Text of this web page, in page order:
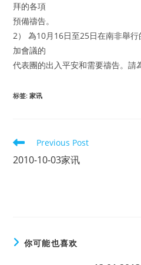
拜的各項
預備禱告。
2） 為10月16日至25日在南非舉
加會議的
代表團的出入平安和需要禱告。請
标签:家讯
Read
articles
Previous Post
2010-10-03家讯
你可能也喜欢